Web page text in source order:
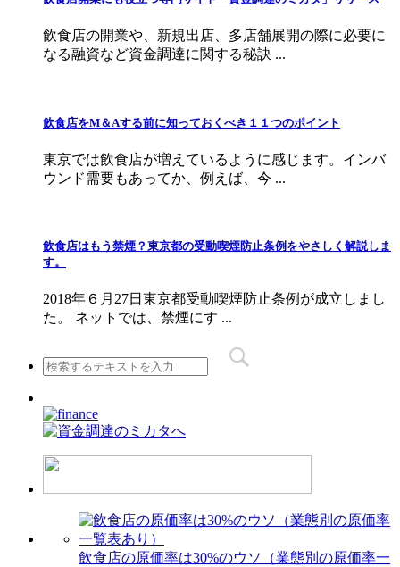
飲食店の開業や、新規出店、多店舗展開の際に必要に
なる融資など資金調達に関する秘訣 ...
飲食店をМ＆Aする前に知っておくべき１１つのポイント
東京では飲食店が増えているように感じます。インバ
ウンド需要もあってか、例えば、今 ...
飲食店はもう禁煙？東京都の受動喫煙防止条例をやさしく解説しま
す。
2018年６月27日東京都受動喫煙防止条例が成立しまし
た。 ネットでは、禁煙にす ...
飲食店の原価率は30%のウソ（業態別の原価率一